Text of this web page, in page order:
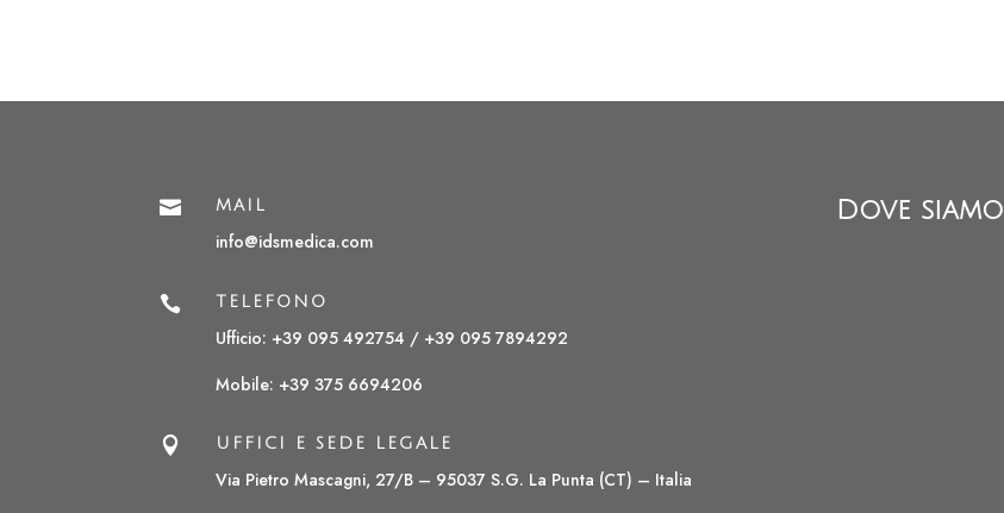
 MAIL
info@idsmedica.com
 TELEFONO
Ufficio: +39 095 492754 / +39 095 7894292
Mobile: +39 375 6694206
 UFFICI E SEDE LEGALE
Via Pietro Mascagni, 27/B – 95037 S.G. La Punta (CT) – Italia
Dove siamo